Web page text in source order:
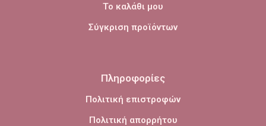
Το καλάθι μου
Σύγκριση προϊόντων
Πληροφορίες
Πολιτική επιστροφών
Πολιτική απορρήτου